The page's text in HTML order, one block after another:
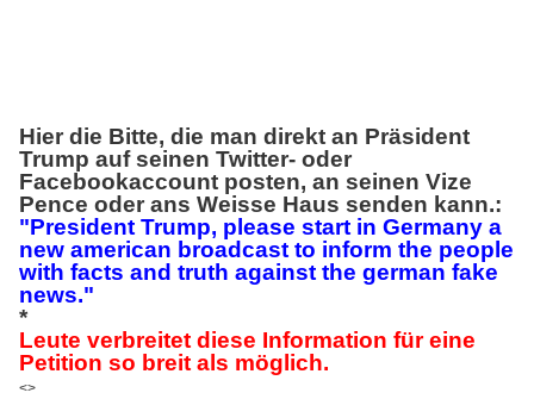
Hier die Bitte, die man direkt an Präsident
Trump auf seinen Twitter- oder
Facebookaccount posten, an seinen Vize
Pence oder ans Weisse Haus senden kann.:
"President Trump, please start in Germany a
new american broadcast to inform the people
with facts and truth against the german fake
news."
*
Leute verbreitet diese Information für eine
Petition so breit als möglich.
<>